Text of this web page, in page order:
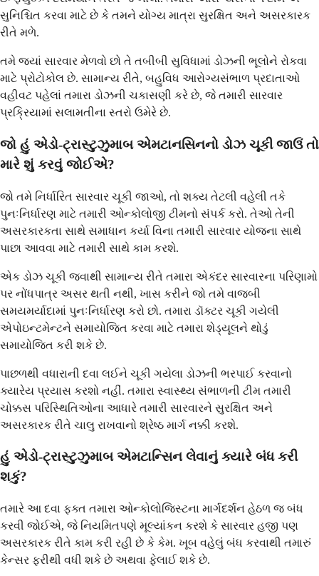
સુનિશ્ચિત કરવા માટે છે કે તમને યોગ્ય માત્રા સુરક્ષિત અને અસરકારક
રીતે મળે.
તમે જ્યાં સારવાર મેળવો છો તે તબીબી સુવિધામાં ડોઝની ભૂલોને રોકવા
માટે પ્રોટોકોલ છે. સામાન્ય રીતે, બહુવિધ આરોગ્યસંભાળ પ્રદાતાઓ
વહીવટ પહેલાં તમારા ડોઝની ચકાસણી કરે છે, જે તમારી સારવાર
પ્રક્રિયામાં સલામતીના સ્તરો ઉમેરે છે.
જો હું એડો-ટ્રાસ્ટુઝુમાબ એમટાનસિનનો ડોઝ ચૂકી જાઉં તો
મારે શું કરવું જોઈએ?
જો તમે નિર્ધારિત સારવાર ચૂકી જાઓ, તો શક્ય તેટલી વહેલી તકે
પુનઃનિર્ધારણ માટે તમારી ઓન્કોલોજી ટીમનો સંપર્ક કરો. તેઓ તેની
અસરકારકતા સાથે સમાધાન કર્યા વિના તમારી સારવાર યોજના સાથે
પાછા આવવા માટે તમારી સાથે કામ કરશે.
એક ડોઝ ચૂકી જવાથી સામાન્ય રીતે તમારા એકંદર સારવારના પરિણામો
પર નોંધપાત્ર અસર થતી નથી, ખાસ કરીને જો તમે વાજબી
સમયમર્યાદામાં પુનઃનિર્ધારણ કરો છો. તમારા ડૉક્ટર ચૂકી ગયેલી
એપોઇન્ટમેન્ટને સમાયોજિત કરવા માટે તમારા શેડ્યૂલને થોડું
સમાયોજિત કરી શકે છે.
પાછળથી વધારાની દવા લઈને ચૂકી ગયેલા ડોઝની ભરપાઈ કરવાનો
ક્યારેય પ્રયાસ કરશો નહીં. તમારા સ્વાસ્થ્ય સંભાળની ટીમ તમારી
ચોક્કસ પરિસ્થિતિઓના આધારે તમારી સારવારને સુરક્ષિત અને
અસરકારક રીતે ચાલુ રાખવાનો શ્રેષ્ઠ માર્ગ નક્કી કરશે.
હું એડો-ટ્રાસ્ટુઝુમાબ એમટાન્સિન લેવાનું ક્યારે બંધ કરી
શકું?
તમારે આ દવા ફક્ત તમારા ઓન્કોલોજિસ્ટના માર્ગદર્શન હેઠળ જ બંધ
કરવી જોઈએ, જે નિયમિતપણે મૂલ્યાંકન કરશે કે સારવાર હજી પણ
અસરકારક રીતે કામ કરી રહી છે કે કેમ. ખૂબ વહેલું બંધ કરવાથી તમારું
કેન્સર ફરીથી વધી શકે છે અથવા ફેલાઈ શકે છે.